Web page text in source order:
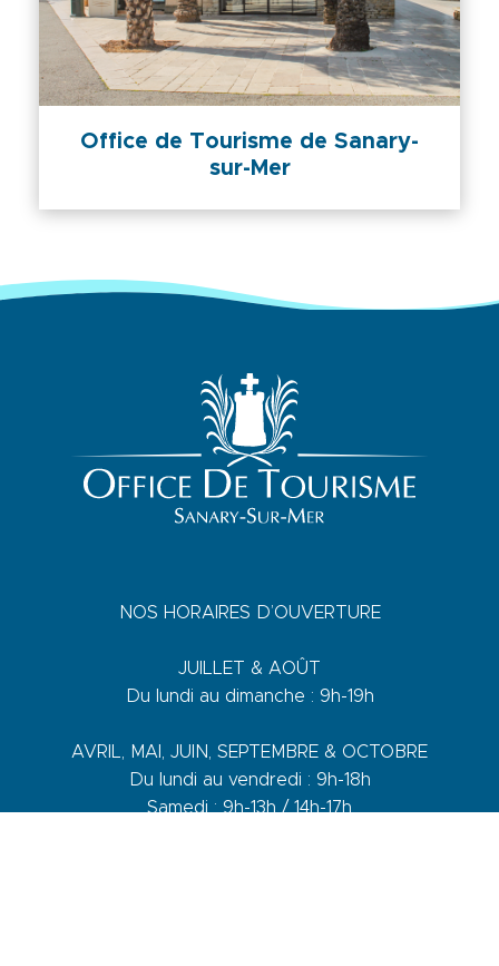
Office de Tourisme de Sanary-
sur-Mer
NOS HORAIRES D’OUVERTURE
JUILLET & AOÛT
Du lundi au dimanche : 9h-19h
AVRIL, MAI, JUIN, SEPTEMBRE & OCTOBRE
Du lundi au vendredi : 9h-18h
Samedi : 9h-13h / 14h-17h